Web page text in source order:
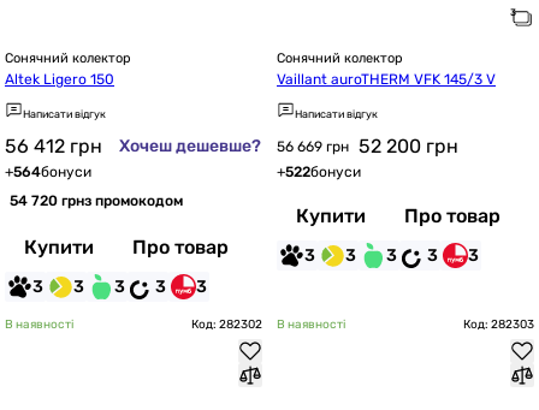
Сонячний колектор
Altek Ligero 150
Написати відгук
56 412 грн Хочеш дешевше?
+564бонуси
54 720 грнз промокодом
Купити Про товар
3 3 3 3 3
Сонячний колектор
Vaillant auroTHERM VFK 145/3 V
Написати відгук
56 669 грн 52 200 грн
+522бонуси
Купити Про товар
3 3 3 3 3
В наявності Код: 282302 В наявності Код: 282303